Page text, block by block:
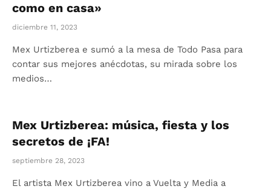
como en casa»
diciembre 11, 2023
Mex Urtizberea e sumó a la mesa de Todo Pasa para
contar sus mejores anécdotas, su mirada sobre los
medios…
Mex Urtizberea: música, fiesta y los
secretos de ¡FA!
septiembre 28, 2023
El artista Mex Urtizberea vino a Vuelta y Media a